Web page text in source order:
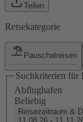
Teilen
Reisekategorie
Pauschalreisen
Suchkriterien für
Abflughafen
Beliebig
Reisezeitraum &